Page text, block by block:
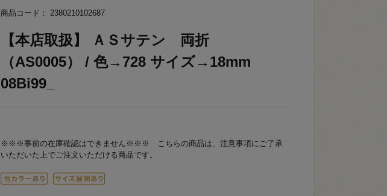
商品コード： 2380210102687
【本店取扱】 ＡＳサテン 両折
（AS0005） / 色→728 サイズ→18mm
08Bi99_
※※※事前の在庫確認はできません※※※ こちらの商品は、注意事項にご了承
いただいた上でご注文いただける商品です。